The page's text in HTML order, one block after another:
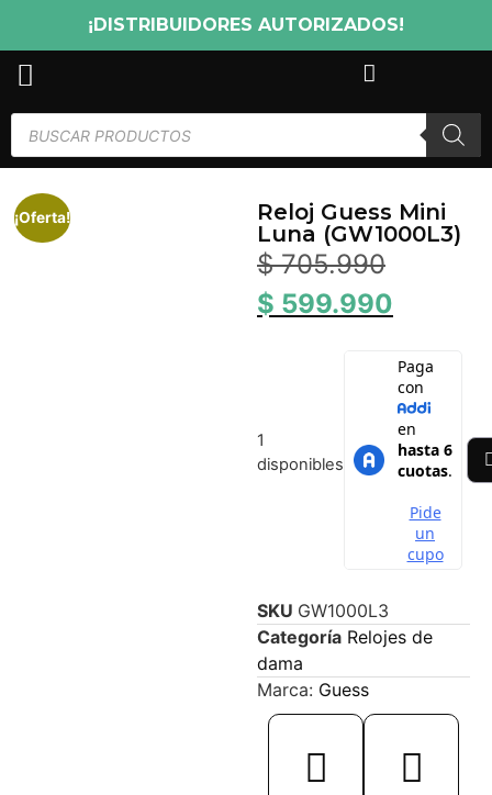
¡DISTRIBUIDORES AUTORIZADOS!
¡Oferta!
Reloj Guess Mini
Luna (GW1000L3)
$705.990
$ 599.990
1
disponibles
SKU GW1000L3
Categoría Relojes de
dama
Marca: Guess